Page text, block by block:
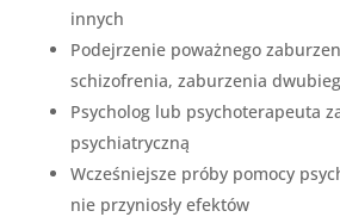
innych
Podejrzenie poważnego
schizofrenia, zaburzenia
Psycholog lub psychoterapeuta
psychiatryczną
Wcześniejsze próby pomocy
nie przyniosły efektów